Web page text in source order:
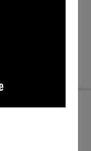
for an
guidance. The
vices, leading
to be revealed,